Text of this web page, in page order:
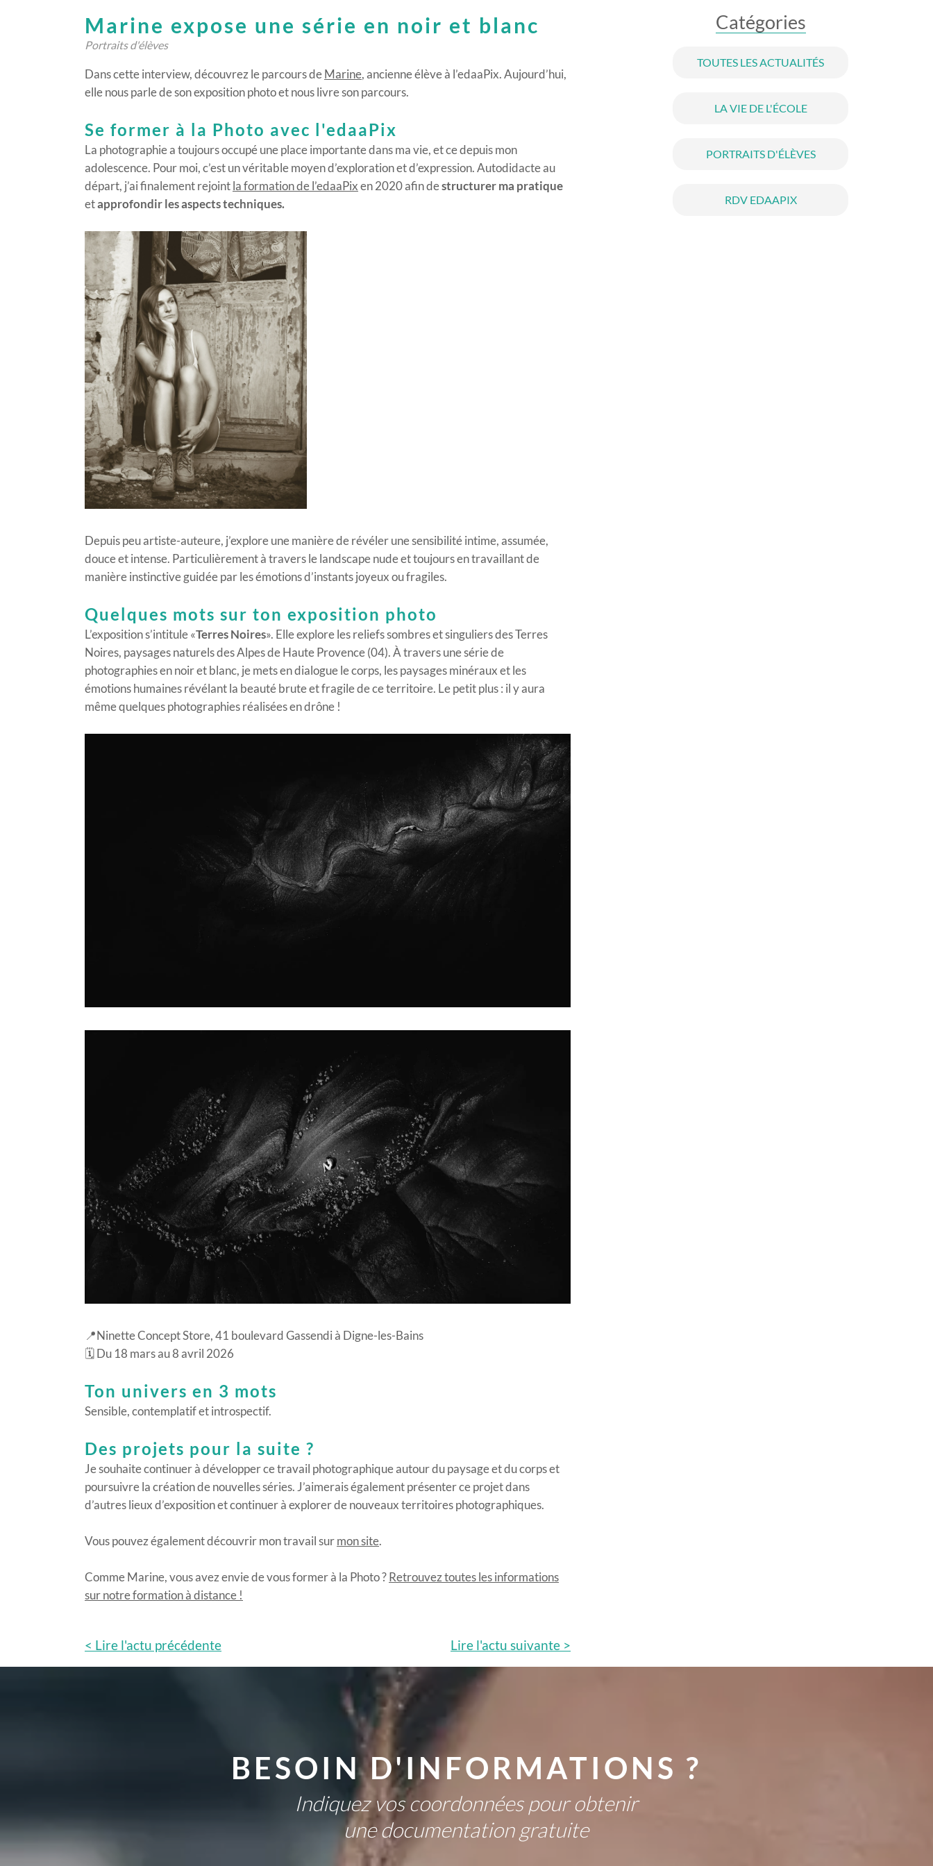
Marine expose une série en noir et blanc
Portraits d'élèves
Dans cette interview, découvrez le parcours de Marine, ancienne élève à l’edaaPix. Aujourd’hui,
elle nous parle de son exposition photo et nous livre son parcours.
Se former à la Photo avec l'edaaPix
La photographie a toujours occupé une place importante dans ma vie, et ce depuis mon
adolescence. Pour moi, c’est un véritable moyen d’exploration et d’expression. Autodidacte au
départ, j’ai finalement rejoint la formation de l’edaaPix en 2020 afin destructurer ma pratique
etapprofondir les aspects techniques.
Depuis peu artiste-auteure, j’explore une manière de révéler une sensibilité intime, assumée,
douce et intense. Particulièrement à travers le landscape nude et toujours en travaillant de
manière instinctive guidée par les émotions d’instants joyeux ou fragiles.
Quelques mots sur ton exposition photo
L’exposition s’intitule «Terres Noires». Elle explore les reliefs sombres et singuliers des Terres
Noires, paysages naturels des Alpes de Haute Provence (04). À travers une série de
photographies en noir et blanc, je mets en dialogue le corps, les paysages minéraux et les
émotions humaines révélant la beauté brute et fragile de ce territoire. Le petit plus : il y aura
même quelques photographies réalisées en drône !
📍Ninette Concept Store, 41 boulevard Gassendi à Digne-les-Bains
🗓️ Du 18 mars au 8 avril 2026
Ton univers en 3 mots
Sensible, contemplatif et introspectif.
Des projets pour la suite ?
Je souhaite continuer à développer ce travail photographique autour du paysage et du corps et
poursuivre la création de nouvelles séries. J’aimerais également présenter ce projet dans
d’autres lieux d’exposition et continuer à explorer de nouveaux territoires photographiques.
​Vous pouvez également découvrir mon travail sur mon site
Comme Marine, vous avez envie de vous former à la Photo ? Retrouvez toutes les informations
sur notre formation à distance !
< Lire l'actu précédente Lire l'actu suivante >
Catégories
TOUTES LES ACTUALITÉS
LA VIE DE L'ÉCOLE
PORTRAITS D'ÉLÈVES
RDV EDAAPIX
BESOIN D'INFORMATIONS ?
Indiquez vos coordonnées pour obtenir
une documentation gratuite